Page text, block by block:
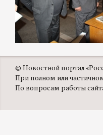
© Новостной портал
При полном или
По вопросам работы